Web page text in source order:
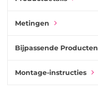
Metingen
Bijpassende Producten
Montage-instructies